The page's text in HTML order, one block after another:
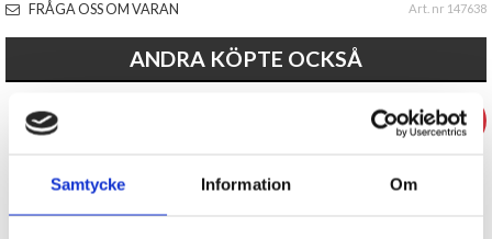
Samtycke Information Om
FRÅGA OSS OM VARAN Art. nr 147638
ANDRA KÖPTE OCKSÅ
- 47%